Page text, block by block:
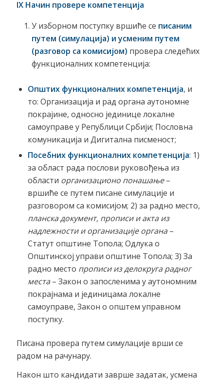
IX Начин провере компетенција
У изборном поступку вршиће се писаним
путем (симулација) и усменим путем
(разговор са комисијом) провера следећих
функционалних компетенција:
Општих функционалних компетенција, и
то: Организација и рад органа аутономне
покрајине, односно јединице локалне
самоуправе у Републици Србији; Пословна
комуникација и Дигитална писменост;
Посебних функционалнихкомпетенција: 1)
за област рада послови руковођења из
области организационо понашање–
вршиће се путем писане симулације и
разговором са комисијом; 2) за радно место,
планска документ, прописи и акта из
надлежности и организације органа–
Статут општине Топола; Одлука о
Општинској управи општине Топола; 3) За
радно место прописи из делокруга радног
места– Закон о запосленима у аутономним
покрајнама и јединицама локалне
самоуправе, Закон о општем управном
поступку.
Писана провера путем симулације врши се
радом на рачунару.
Након што кандидати заврше задатак, усмена